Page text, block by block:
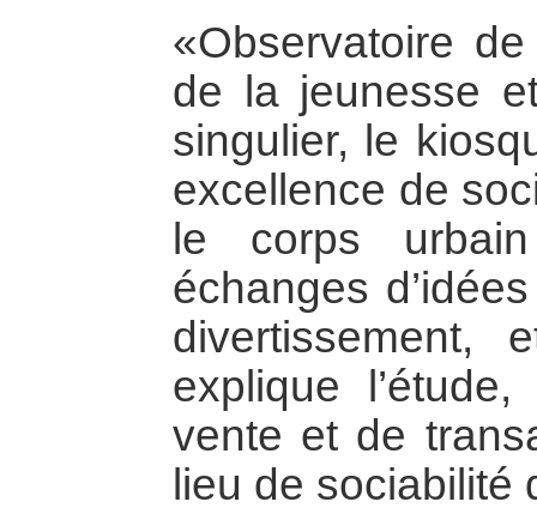
«Observatoire
de la jeunesse
singulier, le
excellence de
le corps
échanges
divertissement,
explique
vente et de
lieu de sociabilité